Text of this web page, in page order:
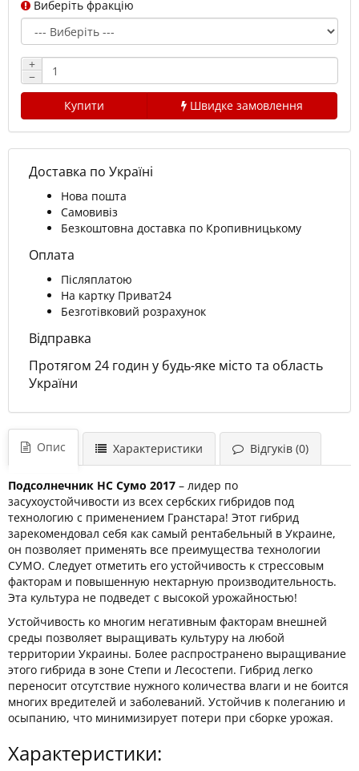
Виберіть фракцію
+
−
Купити
Швидке замовлення
Доставка по Україні
Нова пошта
Самовивіз
Безкоштовна доставка по Кропивницькому
Оплата
Післяплатою
На картку Приват24
Безготівковий розрахунок
Відправка
Протягом 24 годин у будь-яке місто та область
України
Опис Характеристики Відгуків (0)
Подсолнечник НС Сумо 2017 – лидер по
засухоустойчивости из всех сербских гибридов под
технологию с применением Гранстара! Этот гибрид
зарекомендовал себя как самый рентабельный в Украине,
он позволяет применять все преимущества технологии
СУМО. Следует отметить его устойчивость к стрессовым
факторам и повышенную нектарную производительность.
Эта культура не подведет с высокой урожайностью!
Устойчивость ко многим негативным факторам внешней
среды позволяет выращивать культуру на любой
территории Украины. Более распространено выращивание
этого гибрида в зоне Степи и Лесостепи. Гибрид легко
переносит отсутствие нужного количества влаги и не боится
многих вредителей и заболеваний. Устойчив к полеганию и
осыпанию, что минимизирует потери при сборке урожая.
Характеристики: